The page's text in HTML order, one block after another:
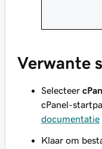
Verwante
Selecteer
cPanel-
documentatie
Klaar om